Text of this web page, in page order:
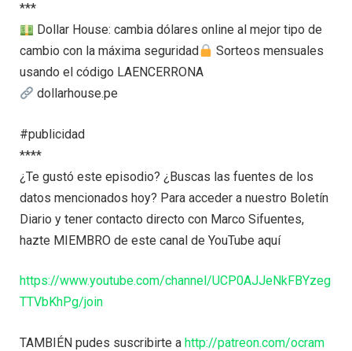
***
Dollar House: cambia dólares online al mejor tipo de
cambio con la máxima seguridad
Sorteos mensuales
usando el código LAENCERRONA
dollarhouse.pe
#publicidad
****
¿Te gustó este episodio? ¿Buscas las fuentes de los
datos mencionados hoy? Para acceder a nuestro Boletín
Diario y tener contacto directo con Marco Sifuentes,
hazte MIEMBRO de este canal de YouTube aquí
https://www.youtube.com/channel/UCP0AJJeNkFBYzeg
TTVbKhPg/join
TAMBIÉN pudes suscribirte a http://patreon.com/ocram